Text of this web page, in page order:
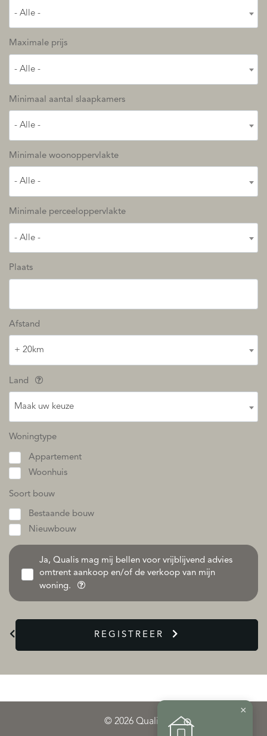
- Alle -
Maximale prijs
- Alle -
Minimaal aantal slaapkamers
- Alle -
Minimale woonoppervlakte
- Alle -
Minimale perceeloppervlakte
- Alle -
Plaats
Afstand
+ 20km
Land
Maak uw keuze
Woningtype
Appartement
Woonhuis
Soort bouw
Bestaande bouw
Nieuwbouw
Ja, Qualis mag mij bellen voor vrijblijvend advies
omtrent aankoop en/of de verkoop van mijn
woning.
REGISTREER
© 2026 Qualis
×